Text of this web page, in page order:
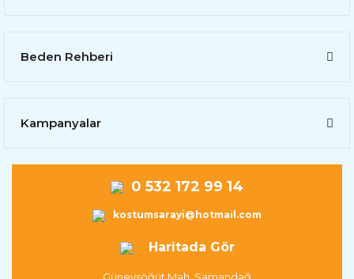
Beden Rehberi
Kampanyalar
0 532 172 99 14
kostumsarayi@hotmail.com
Haritada Gör